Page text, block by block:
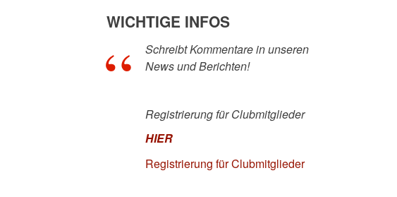
WICHTIGE INFOS
Schreibt Kommentare in unseren
News und Berichten!
Registrierung für Clubmitglieder
HIER
Registrierung für Clubmitglieder